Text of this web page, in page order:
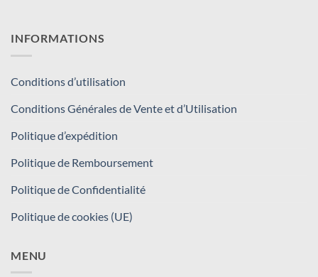
INFORMATIONS
Conditions d’utilisation
Conditions Générales de Vente et d’Utilisation
Politique d’expédition
Politique de Remboursement
Politique de Confidentialité
Politique de cookies (UE)
MENU